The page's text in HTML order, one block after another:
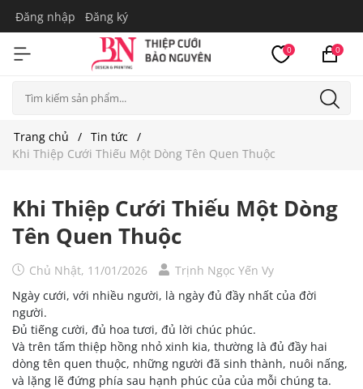
Đăng nhập Đăng ký
0 0
Trang chủ
Tin tức
Khi Thiệp Cưới Thiếu Một Dòng Tên Quen Thuộc
Khi Thiệp Cưới Thiếu Một Dòng
Tên Quen Thuộc
Chủ Nhật, 11/01/2026
Trịnh Ngọc Yến Vy
Ngày cưới, với nhiều người, là ngày đủ đầy nhất của đời
người.
Đủ tiếng cười, đủ hoa tươi, đủ lời chúc phúc.
Và trên tấm thiệp hồng nhỏ xinh kia, thường là đủ đầy hai
dòng tên quen thuộc, những người đã sinh thành, nuôi nấng,
và lặng lẽ đứng phía sau hạnh phúc của của mỗi chúng ta.